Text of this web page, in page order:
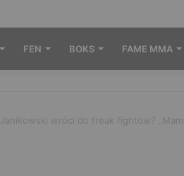
FEN BOKS FAME MMA
Janikowski wróci do freak fightów?